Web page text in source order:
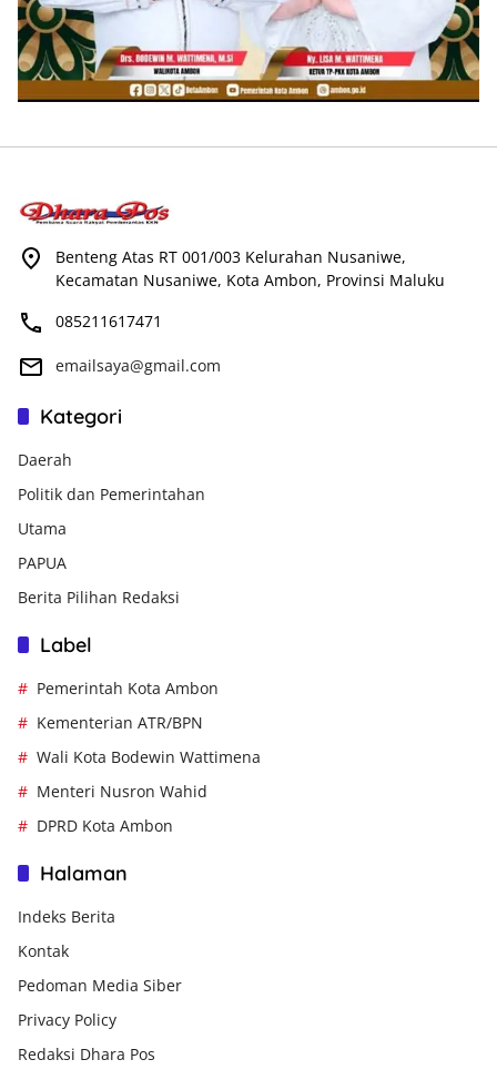
Benteng Atas RT 001/003 Kelurahan Nusaniwe,
Kecamatan Nusaniwe, Kota Ambon, Provinsi Maluku
085211617471
emailsaya@gmail.com
Kategori
Daerah
Politik dan Pemerintahan
Utama
PAPUA
Berita Pilihan Redaksi
Label
Pemerintah Kota Ambon
Kementerian ATR/BPN
Wali Kota Bodewin Wattimena
Menteri Nusron Wahid
DPRD Kota Ambon
Halaman
Indeks Berita
Kontak
Pedoman Media Siber
Privacy Policy
Redaksi Dhara Pos